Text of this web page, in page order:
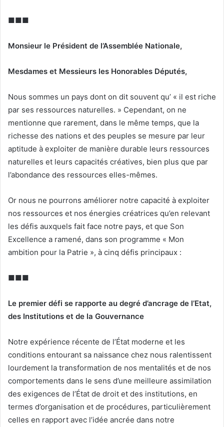
■■■
Monsieur le Président de l’Assemblée Nationale,
Mesdames et Messieurs les Honorables Députés,
Nous sommes un pays dont on dit souvent qu’ « il est riche
par ses ressources naturelles. » Cependant, on ne
mentionne que rarement, dans le même temps, que la
richesse des nations et des peuples se mesure par leur
aptitude à exploiter de manière durable leurs ressources
naturelles et leurs capacités créatives, bien plus que par
l’abondance des ressources elles-mêmes.
Or nous ne pourrons améliorer notre capacité à exploiter
nos ressources et nos énergies créatrices qu’en relevant
les défis auxquels fait face notre pays, et que Son
Excellence a ramené, dans son programme « Mon
ambition pour la Patrie », à cinq défis principaux :
■■■
Le premier défi se rapporte au degré d’ancrage de l’Etat,
des Institutions et de la Gouvernance
Notre expérience récente de l’État moderne et les
conditions entourant sa naissance chez nous ralentissent
lourdement la transformation de nos mentalités et de nos
comportements dans le sens d’une meilleure assimilation
des exigences de l’État de droit et des institutions, en
termes d’organisation et de procédures, particulièrement
celles en rapport avec l’idée ancrée dans notre